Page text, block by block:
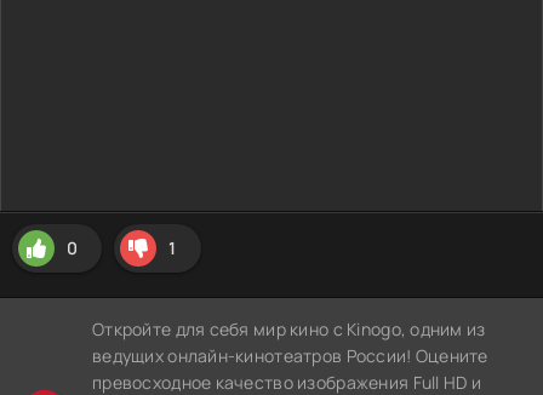
0 1
Откройте для себя мир кино с Kinogo, одним из
ведущих онлайн-кинотеатров России! Оцените
превосходное качество изображения Full HD и